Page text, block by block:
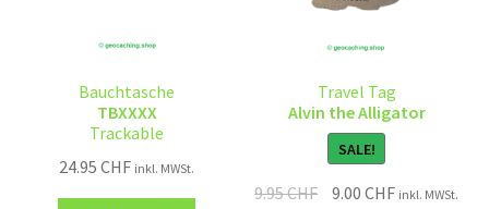
Bauchtasche
TBXXXX
Trackable
24.95CHF inkl. MWSt.
Travel Tag
Alvin the Alligator
SALE!
9.95CHF 9.00CHF inkl. MWSt.